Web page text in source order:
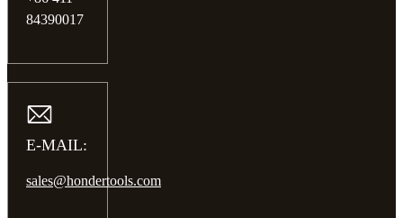
84390017
E-MAIL:
sales@hondertools.com